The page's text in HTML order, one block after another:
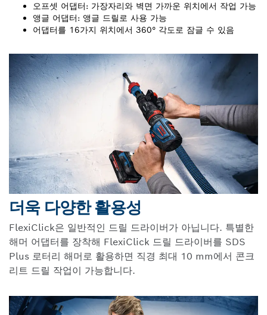
오프셋 어댑터: 가장자리와 벽면 가까운 위치에서 작업 가능
앵글 어댑터: 앵글 드릴로 사용 가능
어댑터를 16가지 위치에서 360° 각도로 잠글 수 있음
더욱 다양한 활용성
FlexiClick은 일반적인 드릴 드라이버가 아닙니다. 특별한
해머 어댑터를 장착해 FlexiClick 드릴 드라이버를 SDS
Plus 로터리 해머로 활용하면 직경 최대 10 mm에서 콘크
리트 드릴 작업이 가능합니다.